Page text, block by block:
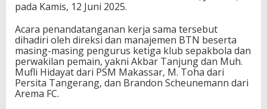
pada Kamis, 12 Juni 2025.
Acara penandatanganan kerja sama tersebut
dihadiri oleh direksi dan manajemen BTN beserta
masing-masing pengurus ketiga klub sepakbola dan
perwakilan pemain, yakni Akbar Tanjung dan Muh.
Mufli Hidayat dari PSM Makassar, M. Toha dari
Persita Tangerang, dan Brandon Scheunemann dari
Arema FC.